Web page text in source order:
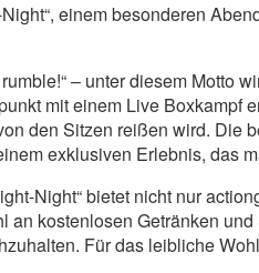
einem besonderen
rumble!“ – unter diesem Motto
mit einem Live Boxkampf
den Sitzen reißen wird. Die
exklusiven Erlebnis, das
Night“ bietet nicht nur
an kostenlosen Getränken
Für das leibliche